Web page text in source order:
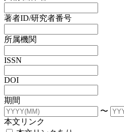
著者ID/研究者番号
所属機関
ISSN
DOI
期間
〜
本文リンク